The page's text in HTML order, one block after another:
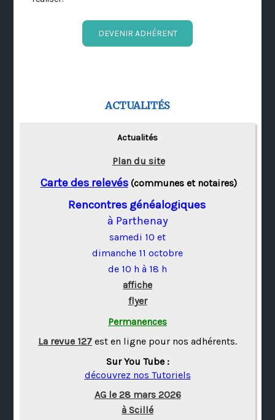
DEVENIR ADHÉRENT
ACTUALITÉS
Actualités
Plan du site
Carte des relevés(communes et notaires)
Rencontres généalogiques
à Parthenay
samedi 10 et
dimanche 11 octobre
de 10 h à 18 h
affiche
flyer
Permanences
La revue 127 est en ligne pour nos adhérents.
Sur You Tube :
découvrez nos Tutoriels
AG le 28 mars 2026
à Scillé